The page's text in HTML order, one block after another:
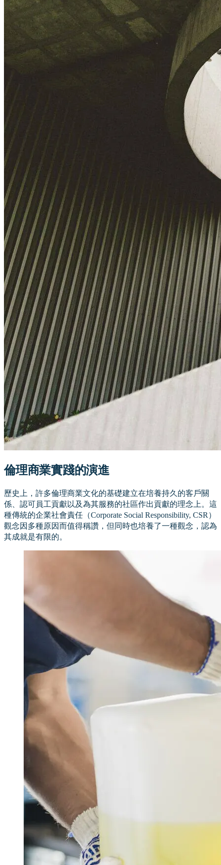
倫理商業實踐的演進
歷史上，許多倫理商業文化的基礎建立在培養持久的客戶關
係、認可員工貢獻以及為其服務的社區作出貢獻的理念上。這
種傳統的企業社會責任（Corporate Social Responsibility, CSR）
觀念因多種原因而值得稱讚，但同時也培養了一種觀念，認為
其成就是有限的。